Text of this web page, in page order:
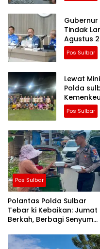
Gubernur
Tindak
Agustus
Pos Sulbar
Lewat
Polda
Pos Sulbar
Pos Sulbar
Polantas Polda Sulbar
Tebar ki Kebaikan: Jumat
Berkah, Berbagi Senyum